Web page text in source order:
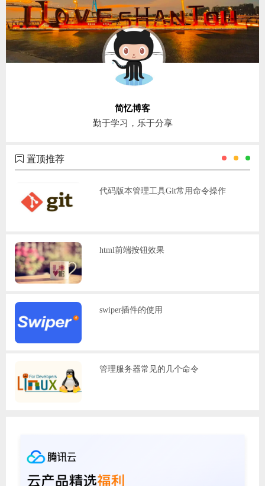
简忆博客
勤于学习，乐于分享
置顶推荐
代码版本管理工具Git常用命令操作
html前端按钮效果
swiper插件的使用
管理服务器常见的几个命令